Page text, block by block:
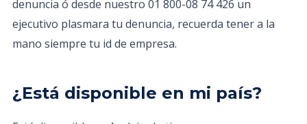
denuncia ó desde nuestro 01 800-08 74 426 un
ejecutivo plasmara tu denuncia, recuerda tener a la
mano siempre tu id de empresa.
¿Está disponible en mi país?